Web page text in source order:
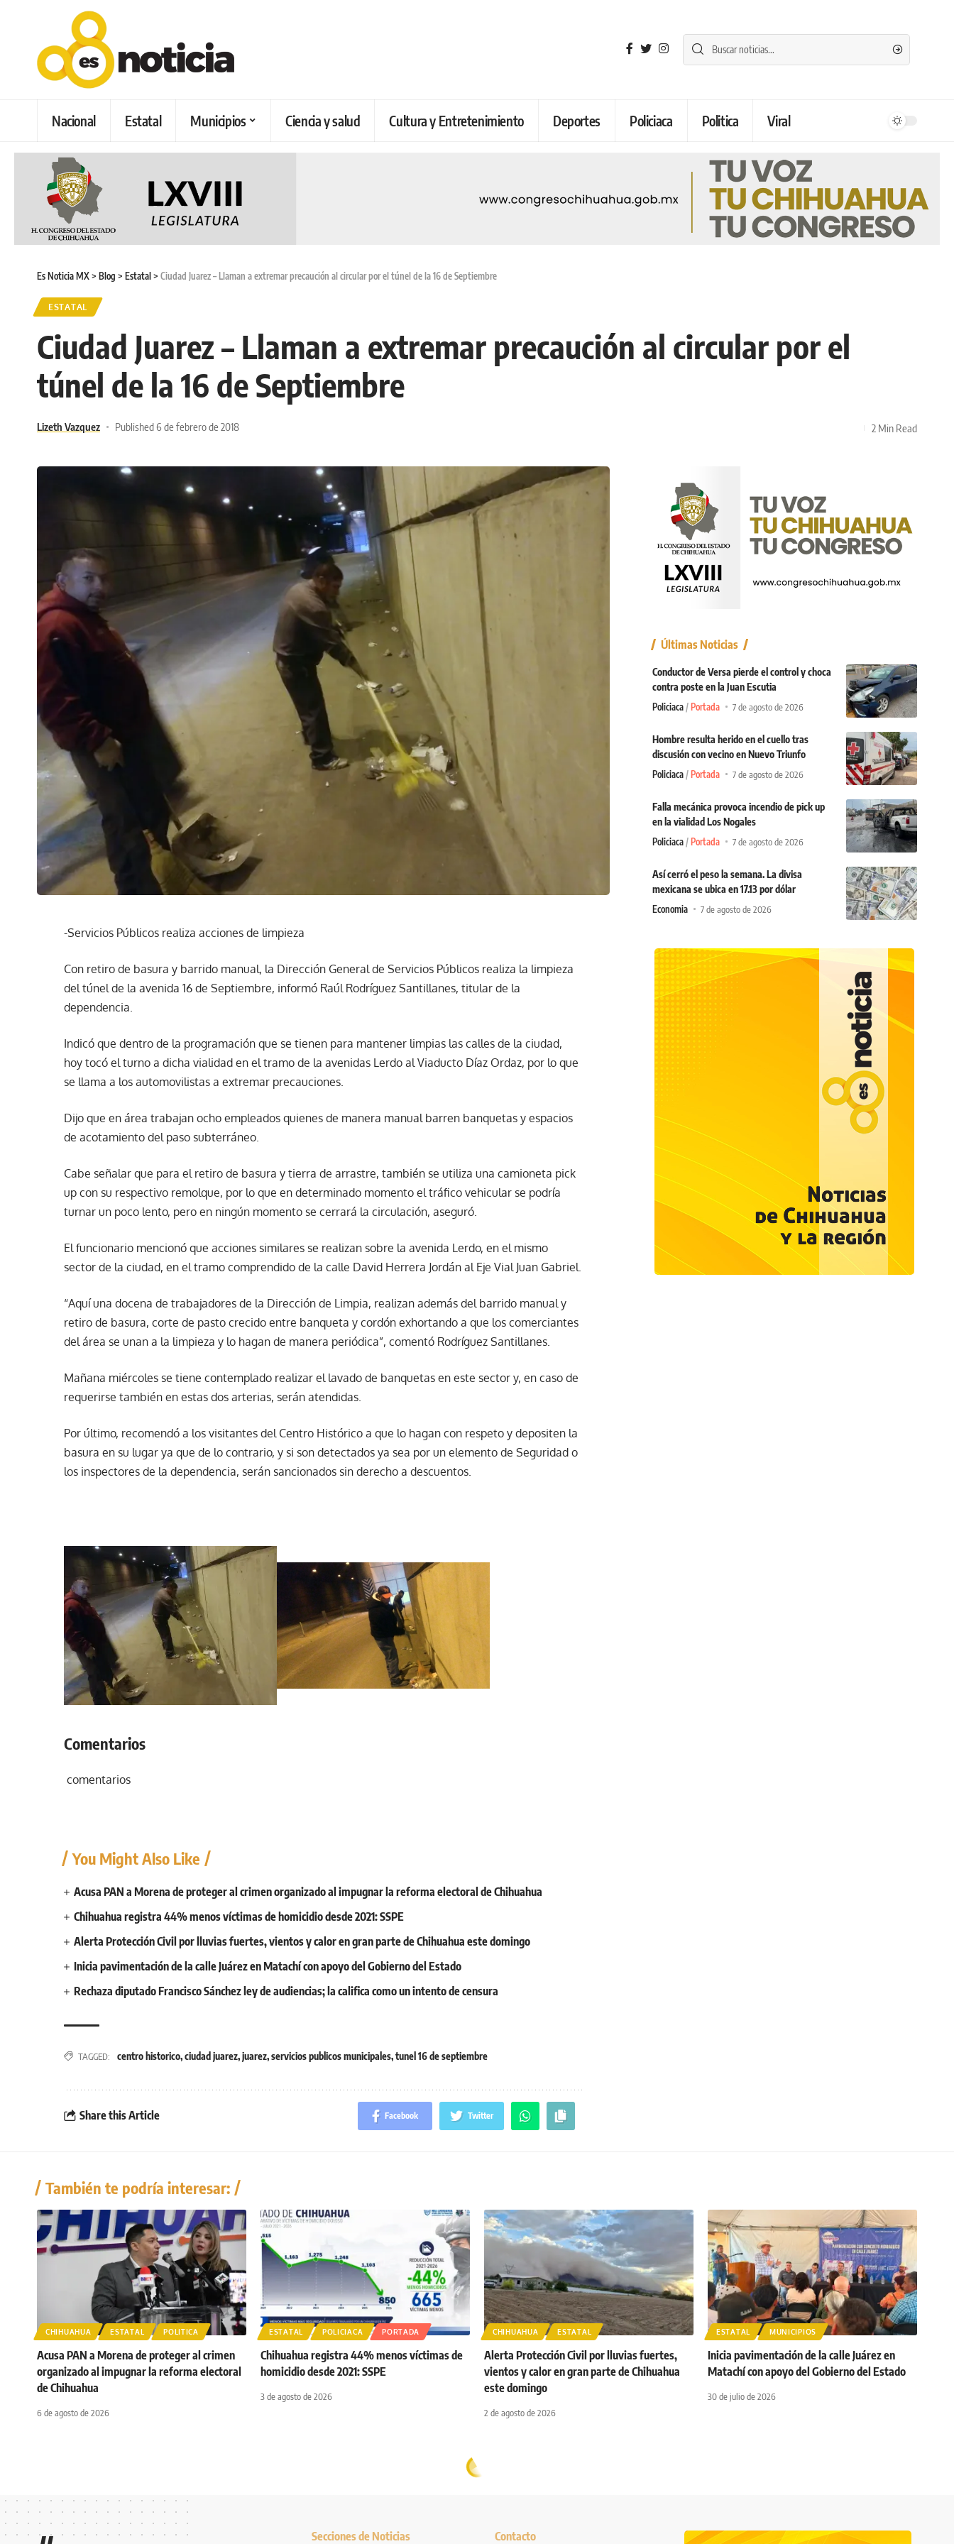
Nacional Estatal Municipios Ciencia y salud Cultura y Entretenimiento Deportes Policiaca Politica Viral
Es Noticia MX> Blog > Estatal > Ciudad Juarez – Llaman a extremar precaución al circular por el túnel de la 16 de Septiembre
ESTATAL
Ciudad Juarez – Llaman a extremar precaución al circular por el
túnel de la 16 de Septiembre
Lizeth Vazquez Published 6 de febrero de 2018 2 Min Read
-Servicios Públicos realiza acciones de limpieza
Con retiro de basura y barrido manual, la Dirección General de Servicios Públicos realiza la limpieza
del túnel de la avenida 16 de Septiembre, informó Raúl Rodríguez Santillanes, titular de la
dependencia.
Indicó que dentro de la programación que se tienen para mantener limpias las calles de la ciudad,
hoy tocó el turno a dicha vialidad en el tramo de la avenidas Lerdo al Viaducto Díaz Ordaz, por lo que
se llama a los automovilistas a extremar precauciones.
Dijo que en área trabajan ocho empleados quienes de manera manual barren banquetas y espacios
de acotamiento del paso subterráneo.
Cabe señalar que para el retiro de basura y tierra de arrastre, también se utiliza una camioneta pick
up con su respectivo remolque, por lo que en determinado momento el tráfico vehicular se podría
turnar un poco lento, pero en ningún momento se cerrará la circulación, aseguró.
El funcionario mencionó que acciones similares se realizan sobre la avenida Lerdo, en el mismo
sector de la ciudad, en el tramo comprendido de la calle David Herrera Jordán al Eje Vial Juan Gabriel.
“Aquí una docena de trabajadores de la Dirección de Limpia, realizan además del barrido manual y
retiro de basura, corte de pasto crecido entre banqueta y cordón exhortando a que los comerciantes
del área se unan a la limpieza y lo hagan de manera periódica”, comentó Rodríguez Santillanes.
Mañana miércoles se tiene contemplado realizar el lavado de banquetas en este sector y, en caso de
requerirse también en estas dos arterias, serán atendidas.
Por último, recomendó a los visitantes del Centro Histórico a que lo hagan con respeto y depositen la
basura en su lugar ya que de lo contrario, y si son detectados ya sea por un elemento de Seguridad o
los inspectores de la dependencia, serán sancionados sin derecho a descuentos.
Comentarios
comentarios
You Might Also Like
Acusa PAN a Morena de proteger al crimen organizado al impugnar la reforma electoral de Chihuahua
Chihuahua registra 44% menos víctimas de homicidio desde 2021: SSPE
Alerta Protección Civil por lluvias fuertes, vientos y calor en gran parte de Chihuahua este domingo
Inicia pavimentación de la calle Juárez en Matachí con apoyo del Gobierno del Estado
Rechaza diputado Francisco Sánchez ley de audiencias; la califica como un intento de censura
TAGGED: centro historico,ciudad juarez,juarez,servicios publicos municipales,tunel 16 de septiembre
Share this Article Facebook Twitter
Últimas Noticias
Conductor de Versa pierde el control y choca
contra poste en la Juan Escutia
Policiaca Portada 7 de agosto de 2026
Hombre resulta herido en el cuello tras
discusión con vecino en Nuevo Triunfo
Policiaca Portada 7 de agosto de 2026
Falla mecánica provoca incendio de pick up
en la vialidad Los Nogales
Policiaca Portada 7 de agosto de 2026
Así cerró el peso la semana. La divisa
mexicana se ubica en 17.13 por dólar
Economia 7 de agosto de 2026
También te podría interesar:
CHIHUAHUA ESTATAL POLITICA
Acusa PAN a Morena de proteger al crimen
organizado al impugnar la reforma electoral
de Chihuahua
6 de agosto de 2026
ESTATAL POLICIACA PORTADA
Chihuahua registra 44% menos víctimas de
homicidio desde 2021: SSPE
3 de agosto de 2026
CHIHUAHUA ESTATAL
Alerta Protección Civil por lluvias fuertes,
vientos y calor en gran parte de Chihuahua
este domingo
2 de agosto de 2026
ESTATAL MUNICIPIOS
Inicia pavimentación de la calle Juárez en
Matachí con apoyo del Gobierno del Estado
30 de julio de 2026
Secciones de Noticias Contacto